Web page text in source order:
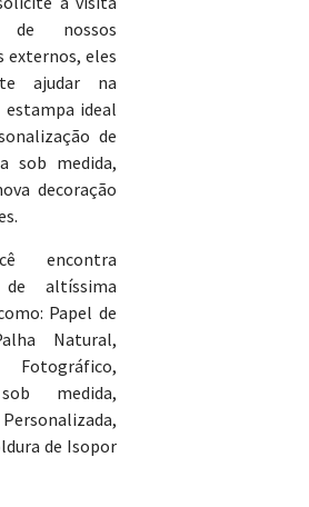
nossos
externos, eles
ajudar na
estampa ideal
de
sob medida,
decoração
encontra
de altíssima
Papel de
Natural,
medida,
de Isopor